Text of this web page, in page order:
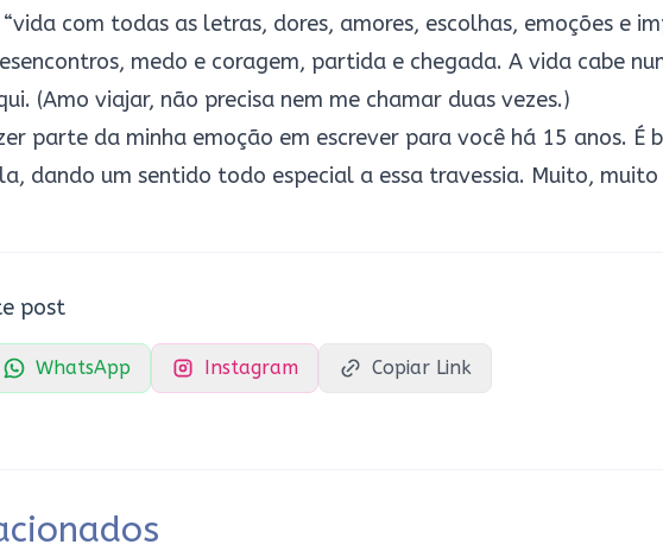
com todas as letras, dores, amores, escolhas, emoções e
medo e coragem, partida e chegada. A vida cabe
(Amo viajar, não precisa nem me chamar duas vezes.)
parte da minha emoção em escrever para você há 15 anos. É
dando um sentido todo especial a essa travessia. Muito,
post
WhatsApp Instagram Copiar Link